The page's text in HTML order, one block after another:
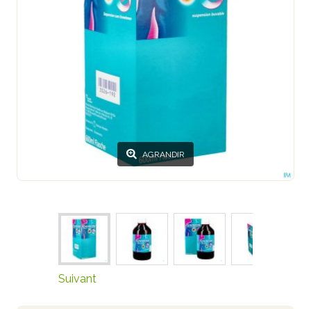
AGRANDIR
Suivant